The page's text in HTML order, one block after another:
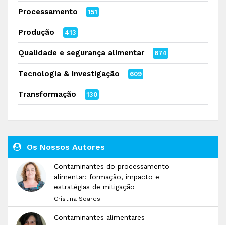
Processamento 151
Produção 413
Qualidade e segurança alimentar 674
Tecnologia & Investigação 609
Transformação 130
Os Nossos Autores
Contaminantes do processamento
alimentar: formação, impacto e
estratégias de mitigação
Cristina Soares
Contaminantes alimentares